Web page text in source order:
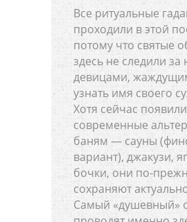
Все ритуальные
проходили в этой
потому что святые
здесь не следили
девицами,
узнать имя своего
Хотя сейчас
современные
баням — сауны
вариант), джакузи,
бочки, они по-
сохраняют
Самый «душевный»